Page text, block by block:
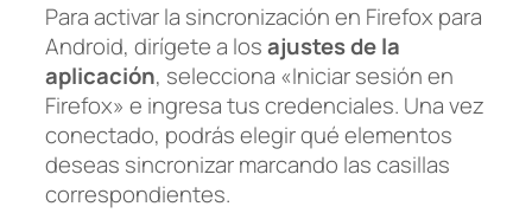
Para activar la sincronización en Firefox para
Android, dirígete a losajustes de la
aplicación, selecciona «Iniciar sesión en
Firefox» e ingresa tus credenciales. Una vez
conectado, podrás elegir qué elementos
deseas sincronizar marcando las casillas
correspondientes.